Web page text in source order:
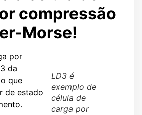
compressão
Morse!
LD3 é
exemplo de
célula de
carga por
por
da
que
de estado